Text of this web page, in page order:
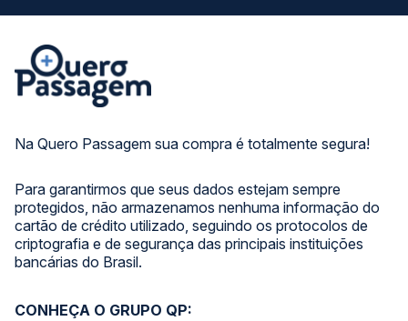
Na Quero Passagem sua compra é totalmente segura!
Para garantirmos que seus dados estejam sempre
protegidos, não armazenamos nenhuma informação do
cartão de crédito utilizado, seguindo os protocolos de
criptografia e de segurança das principais instituições
bancárias do Brasil.
CONHEÇA O GRUPO QP: